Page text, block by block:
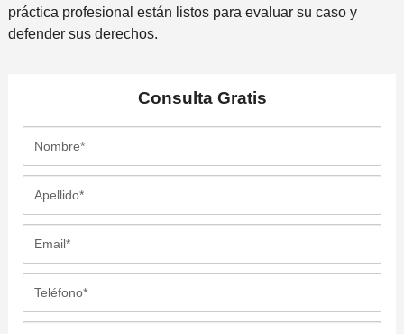
práctica profesional están listos para evaluar su caso y
defender sus derechos.
Consulta Gratis
m
r
*
e
l
d
a
ll